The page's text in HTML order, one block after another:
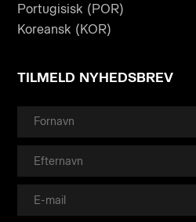
Portugisisk (POR)
Koreansk (KOR)
TILMELD NYHEDSBREV